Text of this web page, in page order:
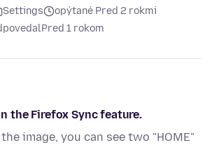
Settings
opýtané Pred 2 rokmi
Pred 1 rokom
the Firefox Sync feature.
image, you can see two "HOME"